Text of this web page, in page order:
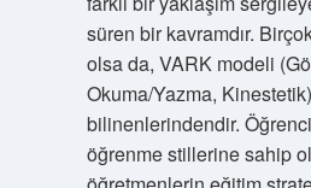
süren bir kavramdır.
olsa da, VARK modeli
Okuma/Yazma,
bilinenlerindendir.
öğrenme stillerine sahip